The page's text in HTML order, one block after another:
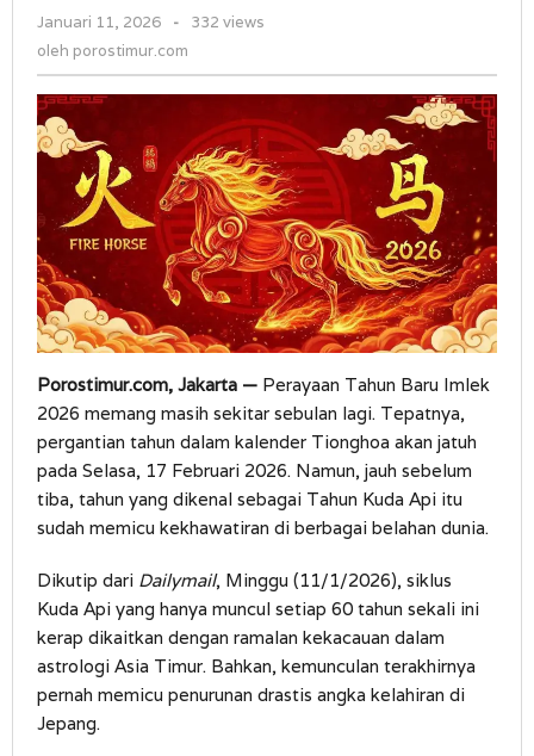
Disorot
Januari 11, 2026
oleh
-
332 views
oleh porostimur.com
Porostimur.com, Jakarta — Perayaan Tahun Baru Imlek
2026 memang masih sekitar sebulan lagi. Tepatnya,
pergantian tahun dalam kalender Tionghoa akan jatuh
pada Selasa, 17 Februari 2026. Namun, jauh sebelum
tiba, tahun yang dikenal sebagai Tahun Kuda Api itu
sudah memicu kekhawatiran di berbagai belahan dunia.
Dikutip dari Dailymail, Minggu (11/1/2026), siklus
Kuda Api yang hanya muncul setiap 60 tahun sekali ini
kerap dikaitkan dengan ramalan kekacauan dalam
astrologi Asia Timur. Bahkan, kemunculan terakhirnya
pernah memicu penurunan drastis angka kelahiran di
Jepang.